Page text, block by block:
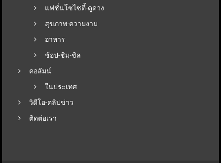
แฟชั่นโซไซตี้-ดูดวง
สุขภาพ-ความงาม
อาหาร
ช้อป-ชิม-ชิล
คอลัมน์
ในประเทศ
วิดีโอ-คลิปข่าว
ติดต่อเรา